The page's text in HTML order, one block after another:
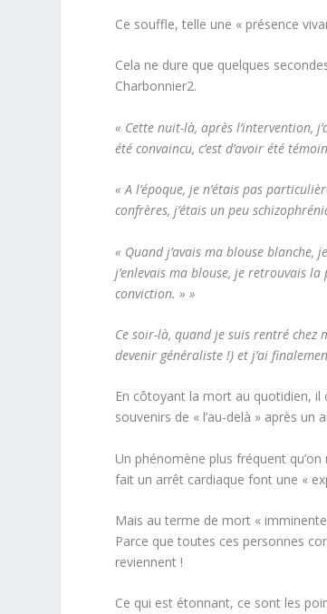
Ce souffle, telle une « présence
Cela ne dure que quelques
Charbonnier2.
« Cette nuit-là, après l’intervention,
été convaincu, c’est d’avoir été
« A l’époque, je n’étais pas
confrères, j’étais un peu
« Quand j’avais ma blouse
j’enlevais ma blouse, je retrouvais
conviction. » »
Ce soir-là, quand je suis rentré
devenir généraliste !) et j’ai
En côtoyant la mort au quotidien,
souvenirs de « l’au-delà » après un
Un phénomène plus fréquent
fait un arrêt cardiaque font une «
Mais au terme de mort «
Parce que toutes ces personnes
reviennent !
Ce qui est étonnant, ce sont les